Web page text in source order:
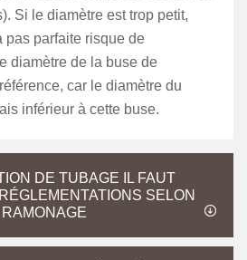
Si le diamètre est trop petit,
pas parfaite risque de
diamètre de la buse de
car le diamètre du
inférieur à cette buse.
DE TUBAGE IL FAUT
SELON